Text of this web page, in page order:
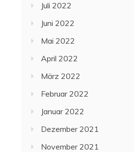
Juli 2022
Juni 2022
Mai 2022
April 2022
März 2022
Februar 2022
Januar 2022
Dezember 2021
November 2021